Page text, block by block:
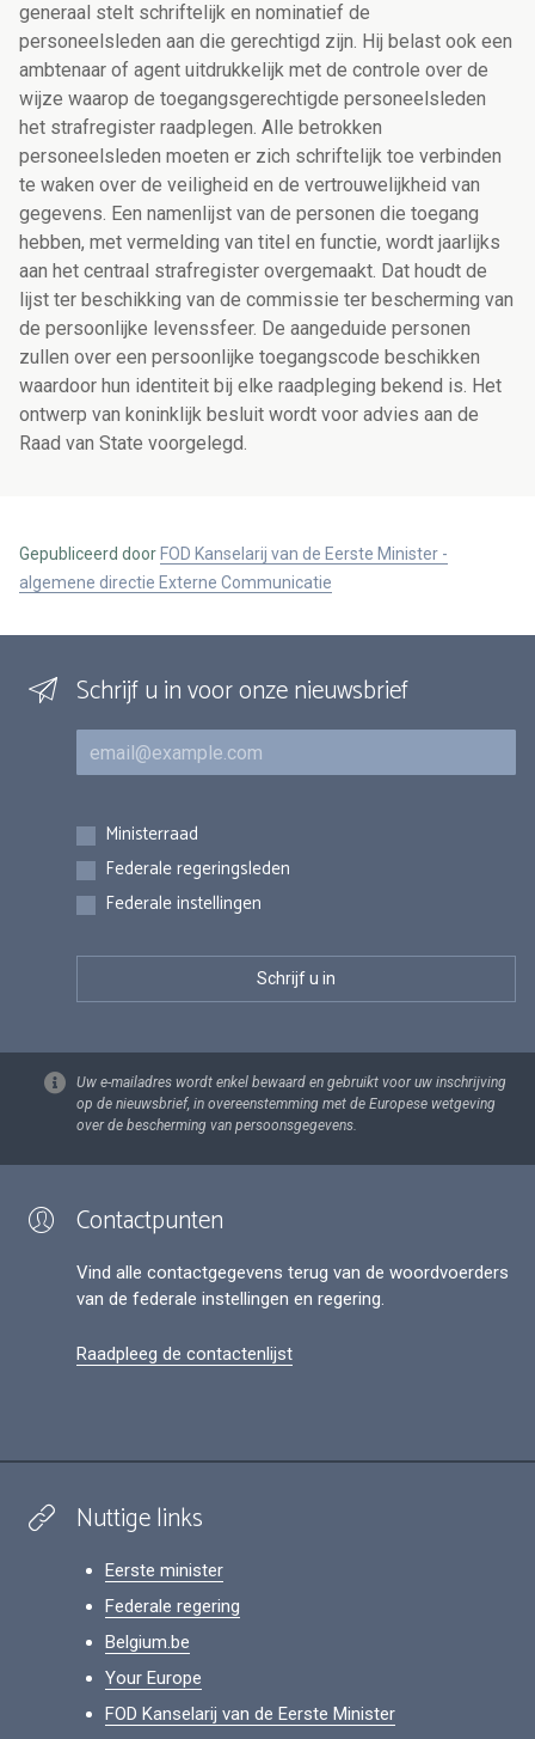
generaal stelt schriftelijk en nominatief de
personeelsleden aan die gerechtigd zijn. Hij belast ook een
ambtenaar of agent uitdrukkelijk met de controle over de
wijze waarop de toegangsgerechtigde personeelsleden
het strafregister raadplegen. Alle betrokken
personeelsleden moeten er zich schriftelijk toe verbinden
te waken over de veiligheid en de vertrouwelijkheid van
gegevens. Een namenlijst van de personen die toegang
hebben, met vermelding van titel en functie, wordt jaarlijks
aan het centraal strafregister overgemaakt. Dat houdt de
lijst ter beschikking van de commissie ter bescherming van
de persoonlijke levenssfeer. De aangeduide personen
zullen over een persoonlijke toegangscode beschikken
waardoor hun identiteit bij elke raadpleging bekend is. Het
ontwerp van koninklijk besluit wordt voor advies aan de
Raad van State voorgelegd.
Gepubliceerd door FOD Kanselarij van de Eerste Minister -
algemene directie Externe Communicatie
Schrijf u in voor onze nieuwsbrief
E-mail
Inschrijvingen
Ministerraad
Federale regeringsleden
Federale instellingen
Uw e-mailadres wordt enkel bewaard en gebruikt voor uw inschrijving
op de nieuwsbrief, in overeenstemming met de Europese wetgeving
over de bescherming van persoonsgegevens.
Contactpunten
Vind alle contactgegevens terug van de woordvoerders
van de federale instellingen en regering.
Raadpleeg de contactenlijst
Nuttige links
Eerste minister
Federale regering
Belgium.be
Your Europe
FOD Kanselarij van de Eerste Minister